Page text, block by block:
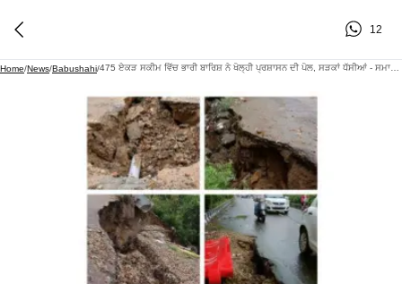
12
Home/News/Babushahi/